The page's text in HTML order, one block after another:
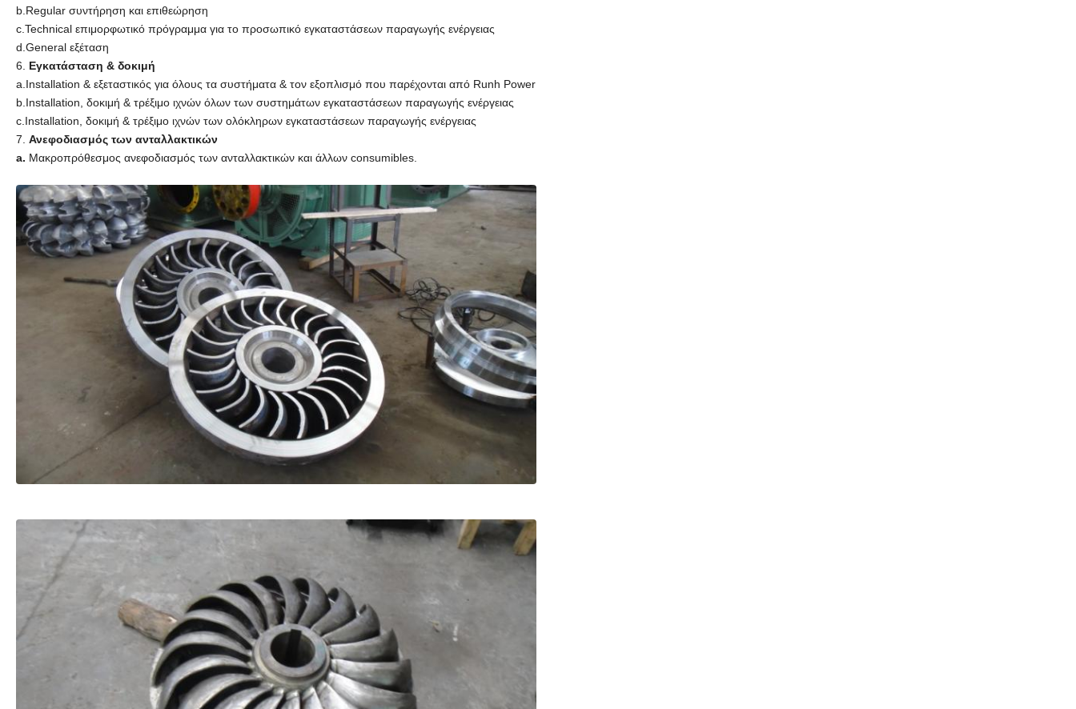
b.Regular συντήρηση και επιθεώρηση
c.Technical επιμορφωτικό πρόγραμμα για το προσωπικό εγκαταστάσεων παραγωγής ενέργειας
d.General εξέταση
6. Εγκατάσταση & δοκιμή
a.Installation & εξεταστικός για όλους τα συστήματα & τον εξοπλισμό που παρέχονται από Runh Power
b.Installation, δοκιμή & τρέξιμο ιχνών όλων των συστημάτων εγκαταστάσεων παραγωγής ενέργειας
c.Installation, δοκιμή & τρέξιμο ιχνών των ολόκληρων εγκαταστάσεων παραγωγής ενέργειας
7. Ανεφοδιασμός των ανταλλακτικών
a. Μακροπρόθεσμος ανεφοδιασμός των ανταλλακτικών και άλλων consumibles.